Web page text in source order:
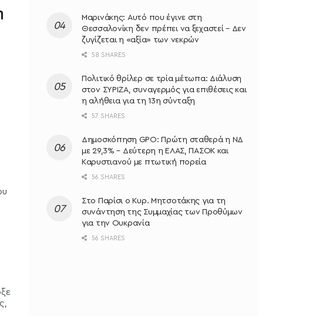
Μαρινάκης: Αυτό που έγινε στη
Θεσσαλονίκη δεν πρέπει να ξεχαστεί – Δεν
ζυγίζεται η «αξία» των νεκρών
58 SHARES
Πολιτικό θρίλερ σε τρία μέτωπα: Διάλυση
στον ΣΥΡΙΖΑ, συναγερμός για επιθέσεις και
η αλήθεια για τη 13η σύνταξη
57 SHARES
Δημοσκόπηση GPO: Πρώτη σταθερά η ΝΔ
με 29,3% – Δεύτερη η ΕΛΑΣ, ΠΑΣΟΚ και
Καρυστιανού με πτωτική πορεία
56 SHARES
Στο Παρίσι ο Κυρ. Μητσοτάκης για τη
συνάντηση της Συμμαχίας των Προθύμων
για την Ουκρανία
56 SHARES